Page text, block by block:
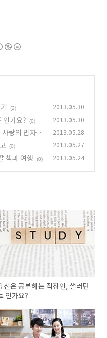
(2) 2013.05.30
인가요? (0) 2013.05.30
랑의 밥차
2013.05.28
(0) 2013.05.27
책과 여행 (0) 2013.05.24
신은 공부하는 직장인, 샐러던
인가요?